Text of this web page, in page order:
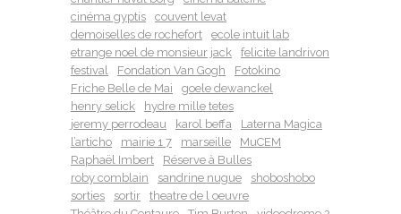
cinéma gyptis
couvent levat
demoiselles de rochefort
ecole intuit lab
etrange noel de monsieur jack
felicite landrivon
festival
Fondation Van Gogh
Fotokino
Friche Belle de Mai
goele dewanckel
henry selick
hydre mille tetes
jeremy perrodeau
karol beffa
Laterna Magica
l’articho
mairie 1 7 marseille
MuCEM
Raphaël Imbert
Réserve à Bulles
roby comblain
sandrine nugue
shoboshobo
sorties
sortir
theatre de l oeuvre